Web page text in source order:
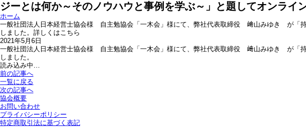
ジーとは何か～そのノウハウと事例を学ぶ～」と題してオンライ
ホーム
一般社団法人日本経営士協会様 自主勉協会「一木会」様にて、弊社代表取締役 﨑山みゆき が「
しました。詳しくはこちら
2021年5月6日
一般社団法人日本経営士協会様 自主勉協会「一木会」様にて、弊社代表取締役 﨑山みゆき が「
しました。
読み込み中…
前の記事へ
一覧に戻る
次の記事へ
協会概要
お問い合わせ
プライバシーポリシー
特定商取引法に基づく表記